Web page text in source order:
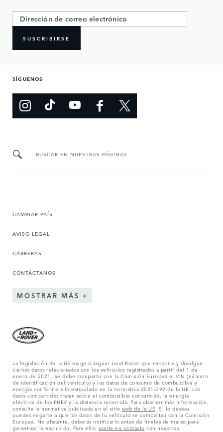
SUSCRIBIRSE
SÍGUENOS
BUSCAR EN NUESTRAS PÁGINAS
CAMBIAR PAÍS
AVISO LEGAL
CARRERAS
CONTÁCTANOS
MOSTRAR MÁS
La legislación de la UE exige a Jaguar Land Rover que recopile y divulgue
ciertos datos relacionados con los vehículos registrados a partir del 1 de
enero de 2021. Se debe compartir con la Comisión Europea el VIN (número
de identificación del vehículo) y los datos de consumo de combustible y
energía conforme a lo estipulado en la normativa 2021/392 de la UE. Los
datos compartidos tratan sobre el combustible consumido, la energía
eléctrica de los PHEV y la distancia recorrida. Para obtener más información,
consulta la normativa publicada en el sitio web de la UE . Si lo deseas,
puedes negarte a que los datos de tu vehículo se compartan con la Comisión
Europea. No obstante, deberás notificarlo antes de finales de marzo para
garantizar la exclusión. Para ello, ponte en contacto con nosotros